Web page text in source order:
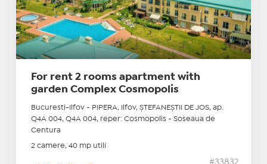
For rent 2 rooms apartment with
garden Complex Cosmopolis
Bucuresti-Ilfov - PIPERA, Ilfov, ŞTEFANEŞTII DE JOS, ap.
Q4A 004, Q4A 004, reper: Cosmopolis - Soseaua de
Centura
2 camere, 40 mp utili
#33832